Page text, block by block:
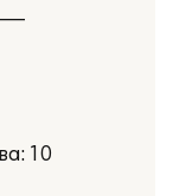
10